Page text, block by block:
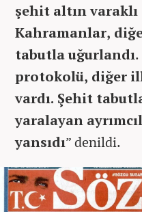
şehit altın
Kahramanlar,
tabutla uğurlandı.
protokolü, diğer
vardı. Şehit
yaralayan
yansıdı” denildi.